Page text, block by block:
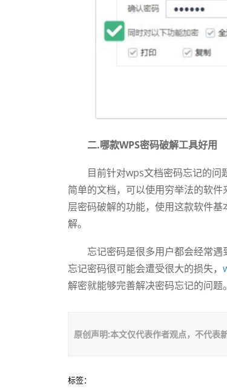
二.哪款WPS密码破解工具好用
目前针对wps文档密码忘记的问
简单的文档，可以使用穷举法的软
层密码破解的功能，使用这款软件
解。
忘记密码是很多用户都会经常遇
忘记密码很可能会遭受很大的损失，
解密就能够完善解决密码忘记的问题。
原创声明:本文仅代表作者观点，不代表
标签：